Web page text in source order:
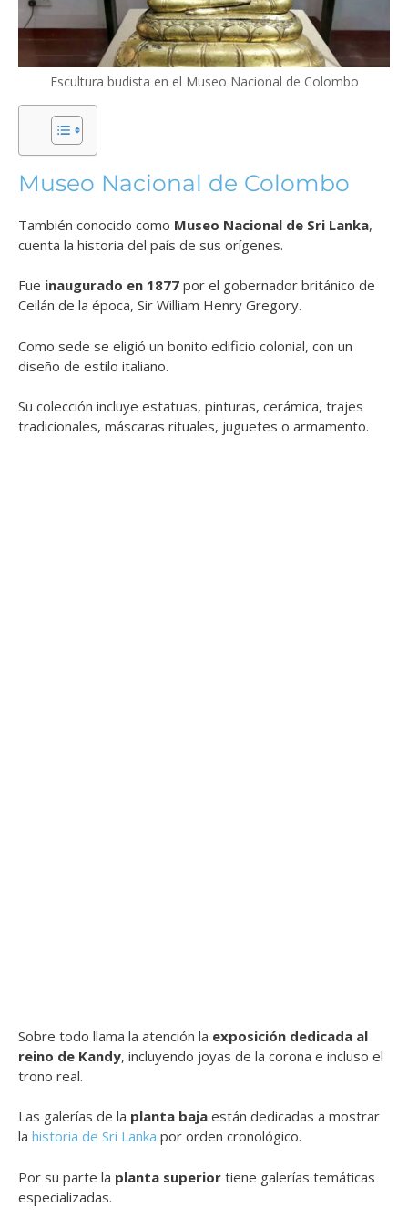
Escultura budista en el Museo Nacional de Colombo
Museo Nacional de Colombo
También conocido como Museo Nacional de Sri Lanka,
cuenta la historia del país de sus orígenes.
Fue inaugurado en 1877 por el gobernador británico de
Ceilán de la época, Sir William Henry Gregory.
Como sede se eligió un bonito edificio colonial, con un
diseño de estilo italiano.
Su colección incluye estatuas, pinturas, cerámica, trajes
tradicionales, máscaras rituales, juguetes o armamento.
Sobre todo llama la atención la exposición dedicada al
reino de Kandy, incluyendo joyas de la corona e incluso el
trono real.
Las galerías de la planta baja están dedicadas a mostrar
la historia de Sri Lanka por orden cronológico.
Por su parte la planta superior tiene galerías temáticas
especializadas.